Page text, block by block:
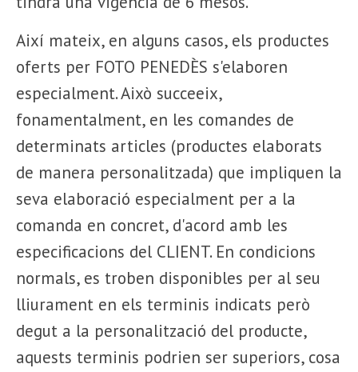
Així mateix, en alguns casos, els productes
oferts per FOTO PENEDÈS s'elaboren
especialment. Això succeeix,
fonamentalment, en les comandes de
determinats articles (productes elaborats
de manera personalitzada) que impliquen la
seva elaboració especialment per a la
comanda en concret, d'acord amb les
especificacions del CLIENT. En condicions
normals, es troben disponibles per al seu
lliurament en els terminis indicats però
degut a la personalització del producte,
aquests terminis podrien ser superiors, cosa